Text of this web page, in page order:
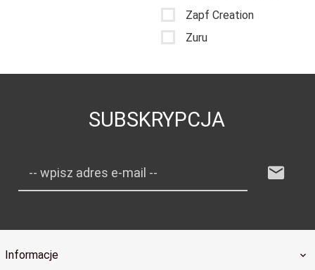
Zapf Creation
Zuru
SUBSKRYPCJA
-- wpisz adres e-mail --
Informacje